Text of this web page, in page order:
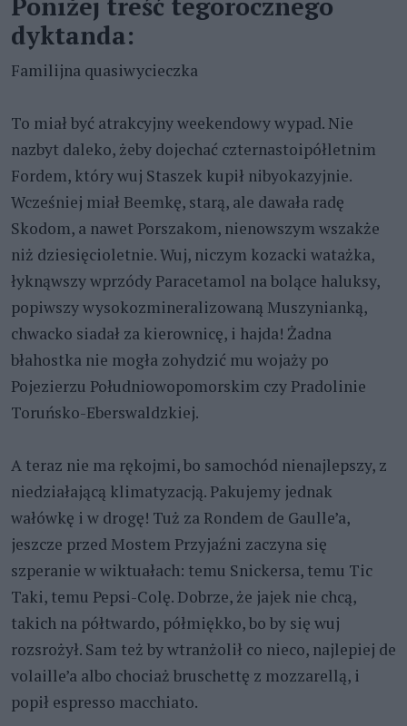
dyktanda:
Familijna quasiwycieczka
To miał być atrakcyjny weekendowy wypad. Nie
nazbyt daleko, żeby dojechać czternastoipółletnim
Fordem, który wuj Staszek kupił nibyokazyjnie.
Wcześniej miał Beemkę, starą, ale dawała radę
Skodom, a nawet Porszakom, nienowszym wszakże
niż dziesięcioletnie. Wuj, niczym kozacki watażka,
łyknąwszy wprzódy Paracetamol na bolące haluksy,
popiwszy wysokozmineralizowaną Muszynianką,
chwacko siadał za kierownicę, i hajda! Żadna
błahostka nie mogła zohydzić mu wojaży po
Pojezierzu Południowopomorskim czy Pradolinie
Toruńsko-Eberswaldzkiej.
A teraz nie ma rękojmi, bo samochód nienajlepszy, z
niedziałającą klimatyzacją. Pakujemy jednak
wałówkę i w drogę! Tuż za Rondem de Gaulle’a,
jeszcze przed Mostem Przyjaźni zaczyna się
szperanie w wiktuałach: temu Snickersa, temu Tic
Taki, temu Pepsi-Colę. Dobrze, że jajek nie chcą,
takich na półtwardo, półmiękko, bo by się wuj
rozsrożył. Sam też by wtranżolił co nieco, najlepiej de
volaille’a albo chociaż bruschettę z mozzarellą, i
popił espresso macchiato.